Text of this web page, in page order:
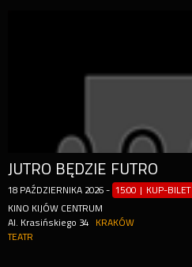
JUTRO BĘDZIE FUTRO
18 PAŹDZIERNIKA 2026 - 15:00 | KUP-BILET
KINO KIJÓW CENTRUM
Al. Krasińskiego 34
KRAKÓW
TEATR